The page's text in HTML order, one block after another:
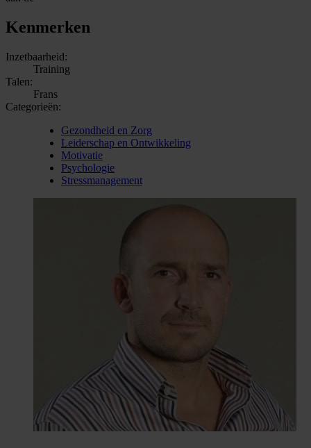
Kenmerken
Inzetbaarheid:
Training
Talen:
Frans
Categorieën:
Gezondheid en Zorg
Leiderschap en Ontwikkeling
Motivatie
Psychologie
Stressmanagement